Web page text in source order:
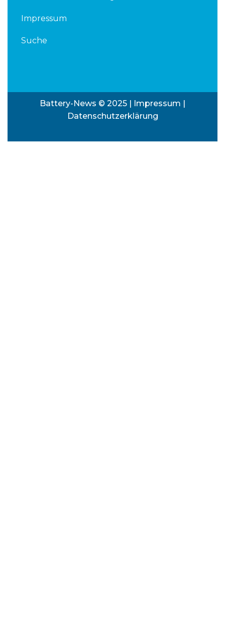
Impressum
Suche
Battery-News © 2025 | Impressum |
Datenschutzerklärung